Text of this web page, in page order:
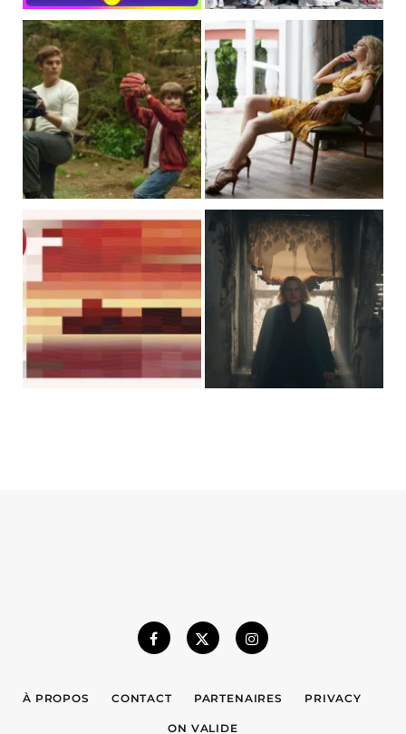
À PROPOS CONTACT PARTENAIRES PRIVACY
ON VALIDE